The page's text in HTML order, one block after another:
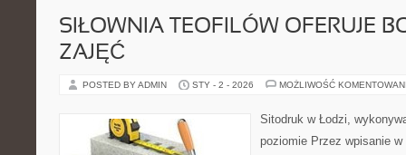
SIŁOWNIA TEOFILÓW OFERUJE
ZAJĘĆ
POSTED BY ADMIN STY - 2 - 2026 MOŻLIWOŚĆ
Sitodruk w Łodzi,
poziomie Przez wpisanie